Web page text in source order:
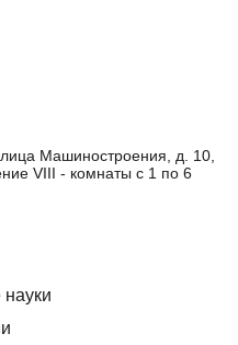
Машиностроения, д. 10,
VIII - комнаты с 1 по 6